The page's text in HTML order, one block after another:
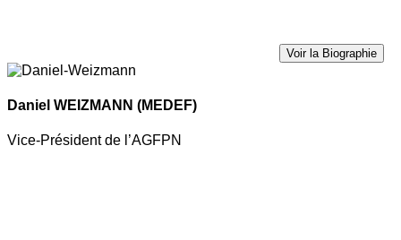
Voir la Biographie
Daniel WEIZMANN (MEDEF)
Vice-Président de l’AGFPN